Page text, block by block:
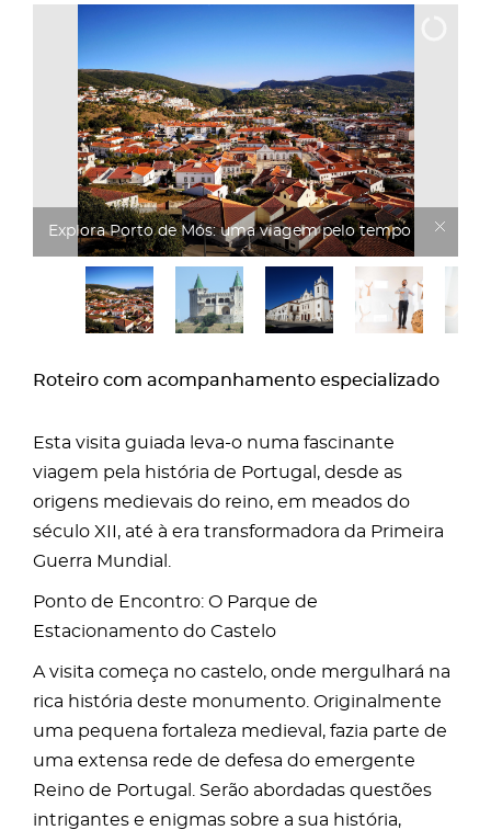
Explora Porto de Mós
Roteiro com acompanhamento especializado
Esta visita guiada leva-o numa fascinante
viagem pela história de Portugal, desde as
origens medievais do reino, em meados do
século XII, até à era transformadora da Primeira
Guerra Mundial.
Ponto de Encontro: O Parque de
Estacionamento do Castelo
A visita começa no castelo, onde mergulhará na
rica história deste monumento. Originalmente
uma pequena fortaleza medieval, fazia parte de
uma extensa rede de defesa do emergente
Reino de Portugal. Serão abordadas questões
intrigantes e enigmas sobre a sua história,